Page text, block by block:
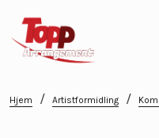
Hjem / Artistformidling /